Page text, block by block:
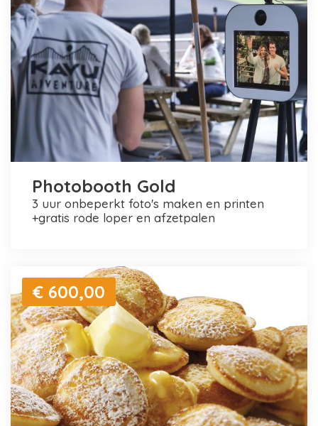
Photobooth Gold
3 uur onbeperkt foto's maken en printen
+gratis rode loper en afzetpalen
€ 600,00